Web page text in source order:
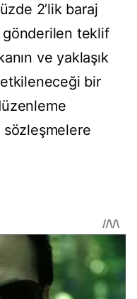
2’lik baraj
gönderilen teklif
ve yaklaşık
bir
sözleşmelere